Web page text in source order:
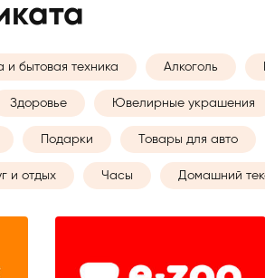
и бытовая техника Алкоголь
Здоровье Ювелирные украшения
Подарки Товары для авто
и отдых Часы Домашний